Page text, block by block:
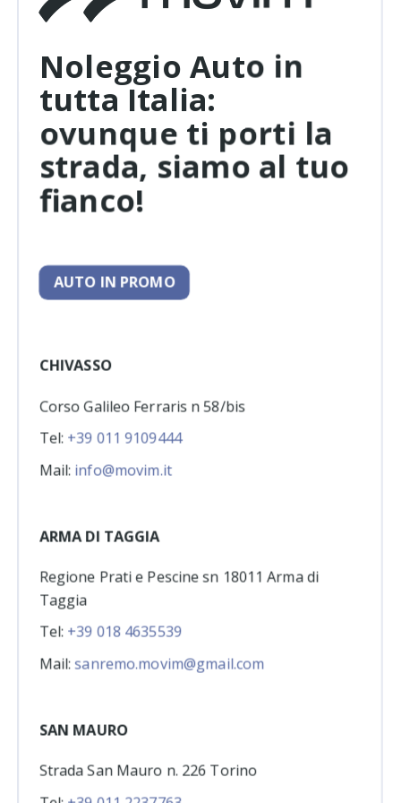
Noleggio Auto in
tutta Italia:
ovunque ti porti la
strada, siamo al tuo
fianco!
AUTO IN PROMO
CHIVASSO
Corso Galileo Ferraris n 58/bis
Tel: +39 011 9109444
Mail: info@movim.it
ARMA DI TAGGIA
Regione Prati e Pescine sn 18011 Arma di
Taggia
Tel: +39 018 4635539
Mail:sanremo.movim@gmail.com
SAN MAURO
Strada San Mauro n. 226 Torino